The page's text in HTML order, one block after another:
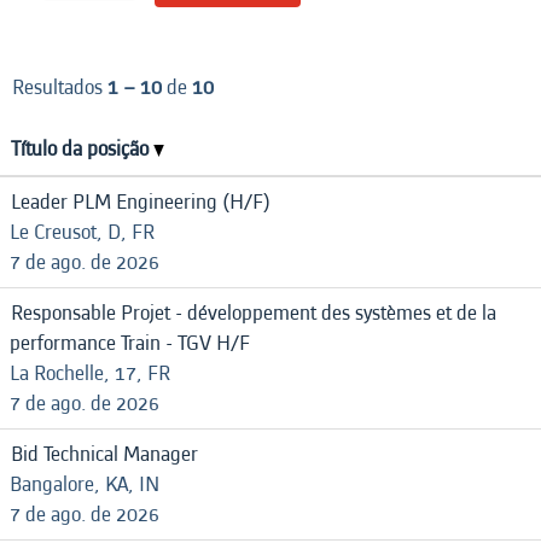
Resultados1 – 10de10
Título da posição
Leader PLM Engineering (H/F)
Le Creusot, D, FR
7 de ago. de 2026
Responsable Projet - développement des systèmes et de la
performance Train - TGV H/F
La Rochelle, 17, FR
7 de ago. de 2026
Bid Technical Manager
Bangalore, KA, IN
7 de ago. de 2026